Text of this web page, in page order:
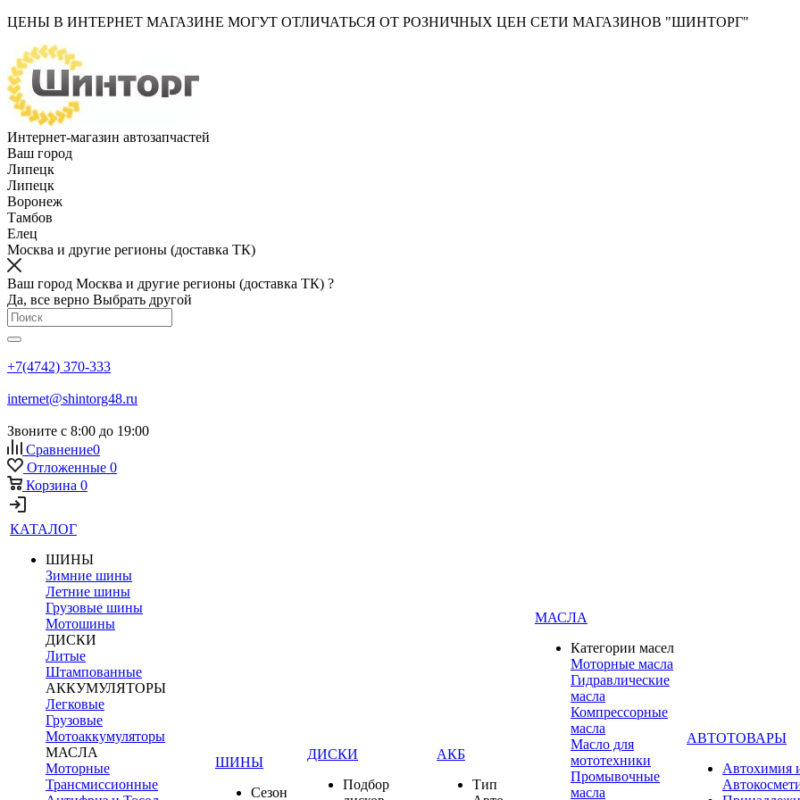
ЦЕНЫ В ИНТЕРНЕТ МАГАЗИНЕ МОГУТ ОТЛИЧАТЬСЯ ОТ РОЗНИЧНЫХ ЦЕН СЕТИ МАГАЗИНОВ "ШИНТОРГ"
Интернет-магазин автозапчастей
Ваш город
Липецк
Липецк
Воронеж
Тамбов
Елец
Москва и другие регионы (доставка ТК)
Ваш город Москва и другие регионы (доставка ТК) ?
Да, все верно Выбрать другой
+7(4742) 370-333
internet@shintorg48.ru
Звоните с 8:00 до 19:00
Сравнение0
Отложенные 0
Корзина 0
КАТАЛОГ
ШИНЫ
Зимние шины
Летние шины
Грузовые шины
Мотошины
ДИСКИ
Литые
Штампованные
АККУМУЛЯТОРЫ
Легковые
Грузовые
Мотоаккумуляторы
МАСЛА
Моторные
Трансмиссионные
ШИНЫ
Сезон
ДИСКИ
Подбор
АКБ
Тип
МАСЛА
Категории масел
Моторные масла
Гидравлические
масла
Компрессорные
масла
Масло для
мототехники
Промывочные
масла
АВТОТОВАРЫ
Автохимия